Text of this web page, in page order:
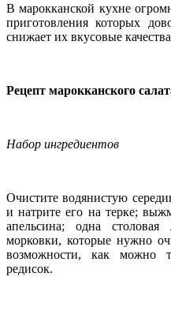
В марокканской кухне
приготовления которых
снижает их вкусовые
Рецепт марокканского
Набор ингредиентов
Очистите водянистую
и натрите его на терке;
апельсина; одна
морковки, которые нужно
возможности, как можно
редисок.